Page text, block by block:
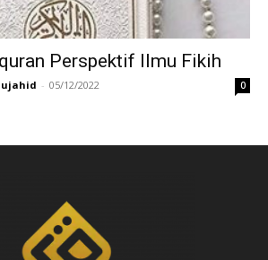
Perspektif Ilmu Fikih
- 05/12/2022 0